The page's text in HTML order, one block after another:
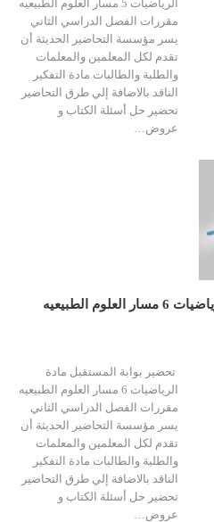
الرياضيات 5 مسار العلوم الطبيعيه
مقررات الفصل الدراسي الثاني
يسر مؤسسة التحاضير الحديثة أن
تقدم لكل المعلمين والمعلمات
والطلبة والطالبات مادة التفكير
الناقد بالاضافة إلي طرق التحاضير
تحضير حل أسئلة الكتاب و
عروض…
تحضير بوابة المستقبل مادة الرياضيات 6 مسار العلوم الطبيعيه
تحضير بوابة المستقبل مادة
الرياضيات 6 مسار العلوم الطبيعيه
مقررات الفصل الدراسي الثاني
يسر مؤسسة التحاضير الحديثة أن
تقدم لكل المعلمين والمعلمات
والطلبة والطالبات مادة التفكير
الناقد بالاضافة إلي طرق التحاضير
تحضير حل أسئلة الكتاب و
عروض…